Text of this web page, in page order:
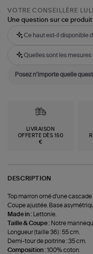
VOTRE CONSEILLÈRE
Une question sur ce produit
Ce haut est-il disponible
Quelles sont les
LIVRAISON
OFFERTE DÈS 150
€
DESCRIPTION
Top marron orné d'une
Coupe ajustée. Base
Made in : Lettonie.
Taille & Coupe : Notre
Longueur (taille 36) : 55 cm.
Demi-tour de poitrine : 35 cm.
Composition :100% coton.